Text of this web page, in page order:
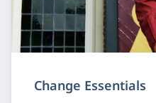
Change Essentials